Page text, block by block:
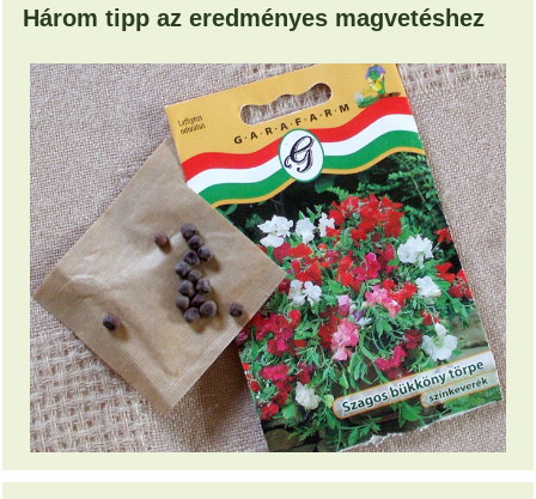
Három tipp az eredményes magvetéshez